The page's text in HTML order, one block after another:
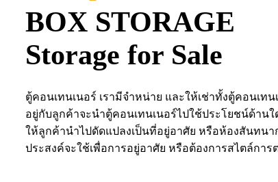
BOX STORAGE
Storage for Sale
ตู้คอนเทนเนอร์ เรามีจำหน่าย และให้เช่าทั้งตู้คอนเท
อยู่กับลูกค้าจะนำตู้คอนเทนเนอร์ไปใช้ประโยชน์ด้าน
ให้ลูกค้านำไปดัดแปลงเป็นที่อยู่อาศัย หรือห้องสันทน
ประสงค์จะใช้เพื่อการอยู่อาศัย หรือต้องการสไตล์กา